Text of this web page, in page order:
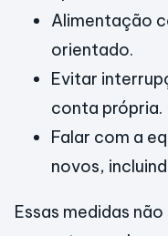
Alimentação
orientado.
Evitar
conta própria.
Falar com a
novos,
Essas medidas